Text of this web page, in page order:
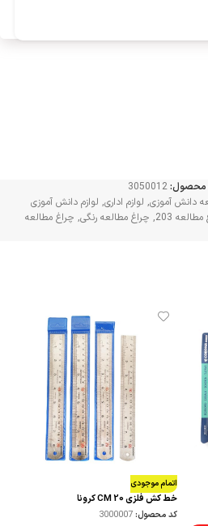
محصول:3050012
دانش آموزی, لوازم اداری, لوازم دانش آموزی
203
, چراغ مطالعه رنگی, چراغ مطالعه
اتمام موجودی
خط کش فلزی 20 CM کرونا
کد محصول:3000007